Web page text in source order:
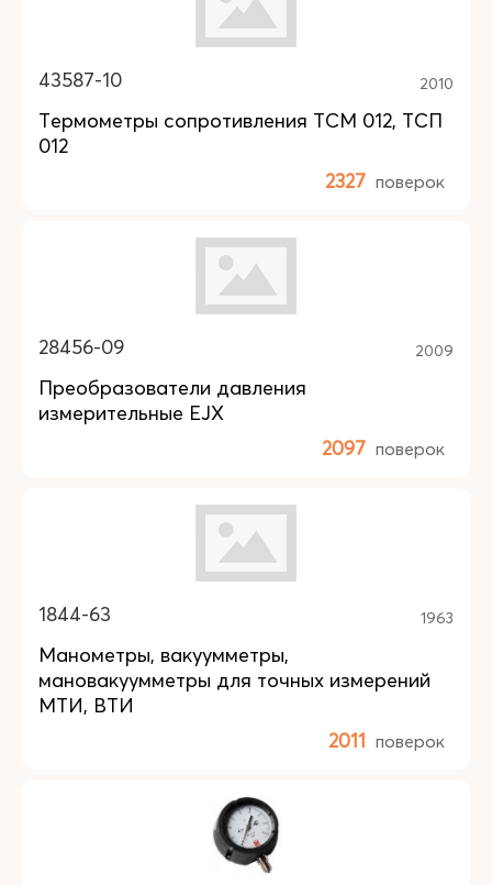
43587-10 2010
Термометры сопротивления ТСМ 012, ТСП
012
2327 поверок
28456-09 2009
Преобразователи давления
измерительные EJX
2097 поверок
1844-63 1963
Манометры, вакуумметры,
мановакуумметры для точных измерений
МТИ, ВТИ
2011 поверок